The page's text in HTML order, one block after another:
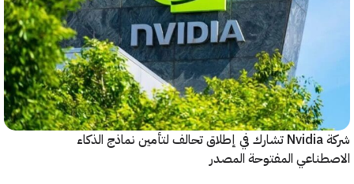
شركة Nvidia تشارك في إطلاق تحالف لتأمين نماذج الذكاء
المفتوحة المصدر